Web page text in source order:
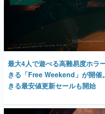
最大4人で遊べる高難易度ホラ
きる「Free Weekend」が開
きる最安値更新セールも開始